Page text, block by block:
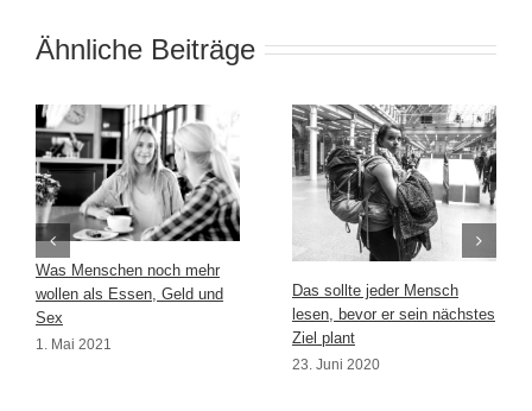
Ähnliche Beiträge
Was Menschen noch mehr
wollen als Essen, Geld und
Sex
1. Mai 2021
Das sollte jeder Mensch
lesen, bevor er sein nächstes
Ziel plant
23. Juni 2020